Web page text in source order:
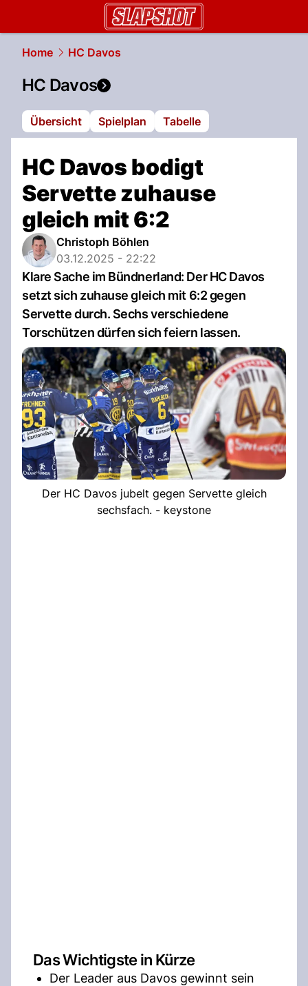
Home HC Davos
HC Davos
Übersicht Spielplan Tabelle
HC Davos bodigt
Servette zuhause
gleich mit 6:2
Christoph Böhlen
03.12.2025 - 22:22
Klare Sache im Bündnerland: Der HC Davos
setzt sich zuhause gleich mit 6:2 gegen
Servette durch. Sechs verschiedene
Torschützen dürfen sich feiern lassen.
Der HC Davos jubelt gegen Servette gleich
sechsfach. - keystone
Das Wichtigste in Kürze
Der Leader aus Davos gewinnt sein